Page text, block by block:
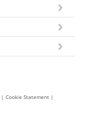
| Cookie Statement |